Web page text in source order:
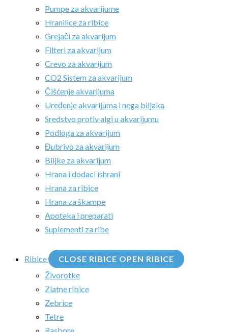
Pumpe za akvarijume
Hranilice za ribice
Grejači za akvarijum
Filteri za akvarijum
Crevo za akvarijum
CO2 Sistem za akvarijum
Čišćenje akvarijuma
Uređenje akvarijuma i nega biljaka
Sredstvo protiv algi u akvarijumu
Podloga za akvarijum
Đubrivo za akvarijum
Biljke za akvarijum
Hrana i dodaci ishrani
Hrana za ribice
Hrana za škampe
Apoteka i preparati
Suplementi za ribe
Ribice CLOSE RIBICE OPEN RIBICE
Živorotke
Zlatne ribice
Zebrice
Tetre